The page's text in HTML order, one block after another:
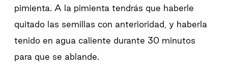
pimienta. A la pimienta tendrás que haberle
quitado las semillas con anterioridad, y haberla
tenido en agua caliente durante 30 minutos
para que se ablande.